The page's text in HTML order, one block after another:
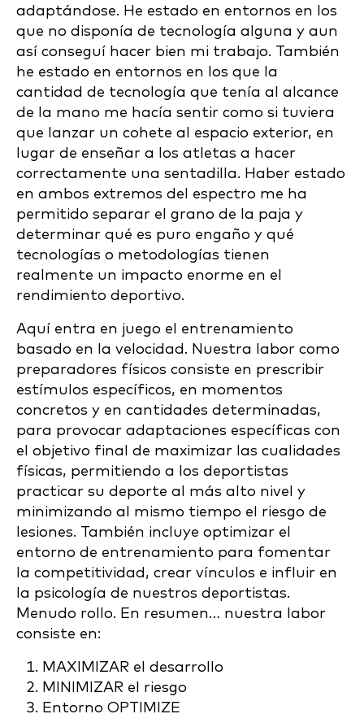
adaptándose. He estado en entornos en los
que no disponía de tecnología alguna y aun
así conseguí hacer bien mi trabajo. También
he estado en entornos en los que la
cantidad de tecnología que tenía al alcance
de la mano me hacía sentir como si tuviera
que lanzar un cohete al espacio exterior, en
lugar de enseñar a los atletas a hacer
correctamente una sentadilla. Haber estado
en ambos extremos del espectro me ha
permitido separar el grano de la paja y
determinar qué es puro engaño y qué
tecnologías o metodologías tienen
realmente un impacto enorme en el
rendimiento deportivo.
Aquí entra en juego el entrenamiento
basado en la velocidad. Nuestra labor como
preparadores físicos consiste en prescribir
estímulos específicos, en momentos
concretos y en cantidades determinadas,
para provocar adaptaciones específicas con
el objetivo final de maximizar las cualidades
físicas, permitiendo a los deportistas
practicar su deporte al más alto nivel y
minimizando al mismo tiempo el riesgo de
lesiones. También incluye optimizar el
entorno de entrenamiento para fomentar
la competitividad, crear vínculos e influir en
la psicología de nuestros deportistas.
Menudo rollo. En resumen… nuestra labor
consiste en:
MAXIMIZAR el desarrollo
MINIMIZAR el riesgo
Entorno OPTIMIZE